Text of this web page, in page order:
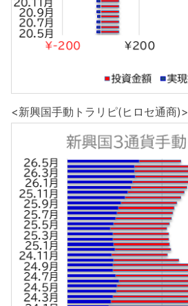
<新興国手動トラリピ(ヒロセ通商)>